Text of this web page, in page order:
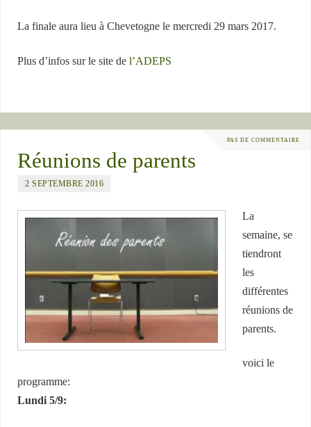
La finale aura lieu à Chevetogne le mercredi 29 mars 2017.
Plus d’infos sur le site del’ADEPS
PAS DE COMMENTAIRE
Réunions de parents
2 SEPTEMBRE 2016
La
semaine, se
tiendront
les
différentes
réunions de
parents.
voici le
programme:
Lundi 5/9: